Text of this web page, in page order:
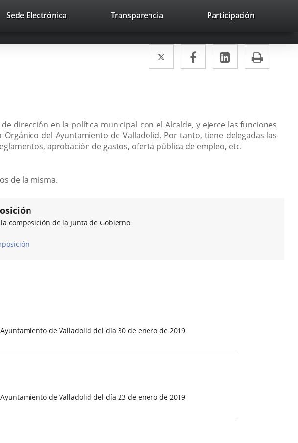
Contacto avaHeaderSocial
Enlace
una
Enlace
una
aplicación
externa.
Enlace
una
aplicación
externa.
Buscar
Sede ElectrónicaEnlace
aplicación
Transparencia Participación
Twitter
Enlace
a
externa.
Facebook
Enlace
a
externa.
LinkedIn
Enlace
a
externa.
dirección en la política municipal con el Alcalde, y ejerce las funciones
del Ayuntamiento de Valladolid. Por tanto, tiene delegadas las
aprobación de gastos, oferta pública de empleo, etc.
de la misma.
la composición de la Junta de Gobierno
de Valladolid del día 30 de enero de 2019
de Valladolid del día 23 de enero de 2019